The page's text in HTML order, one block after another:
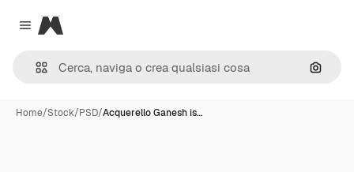
Close menu
Magnific
Cerca
Home/Stock/PSD/Acquerello Ganesh is…